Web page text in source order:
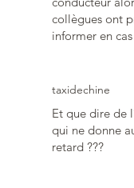
collègues ont
informer en
taxidechine
Et que dire de
qui ne donne
retard ???